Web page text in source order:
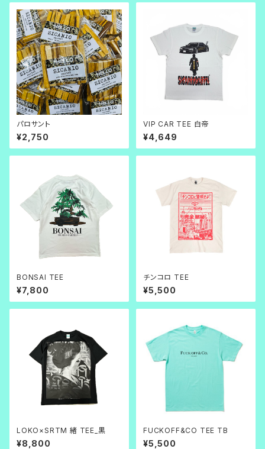
パロサント
¥2,750
VIP CAR TEE 白帝
¥4,649
BONSAI TEE
¥7,800
チンコロ TEE
¥5,500
LOKO×SRTM 緒 TEE_黒
¥8,800
FUCKOFF&CO TEE TB
¥5,500